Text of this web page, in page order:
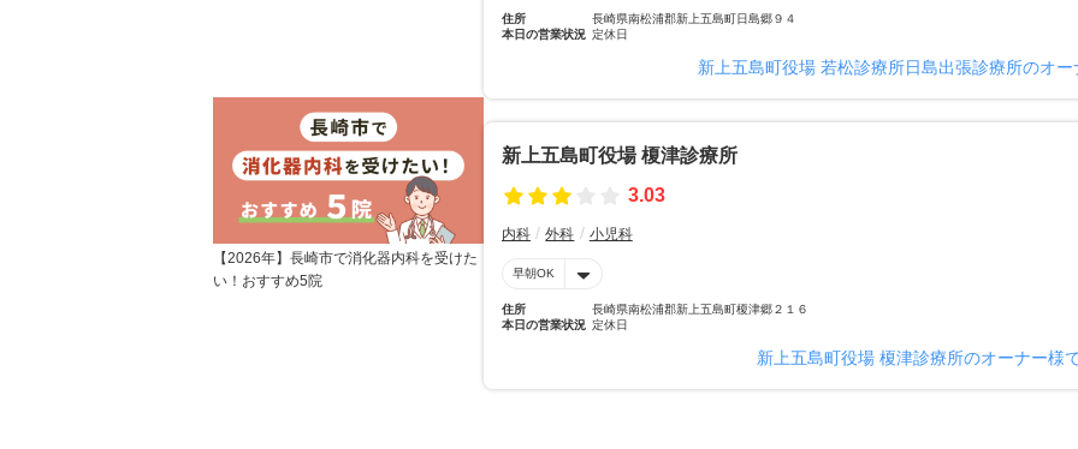
住所
長崎県南松浦郡新上五島町日島郷９４
本日の営業状況 定休日
新上五島町役場 若松診療所日島出張診療所のオ
新上五島町役場 榎津診療所
3.03
内科 外科 小児科
早朝OK
住所
長崎県南松浦郡新上五島町榎津郷２１６
本日の営業状況 定休日
新上五島町役場 榎津診療所のオーナー様
【2026年】長崎市で消化器内科を受けた
い！おすすめ5院